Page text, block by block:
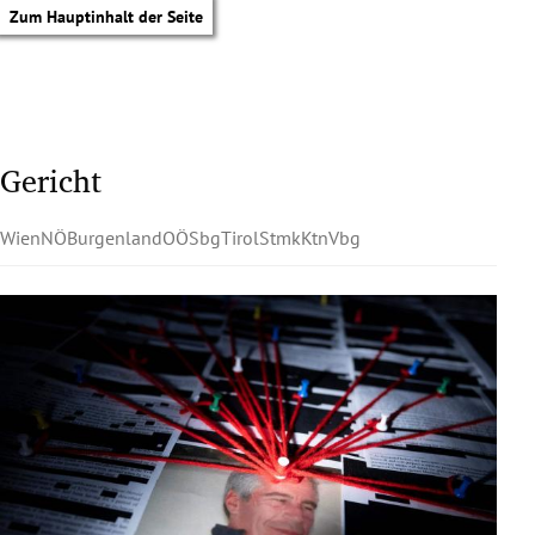
Zum Hauptinhalt der Seite
Untermenü
Gericht
WienNÖBurgenlandOÖSbgTirolStmkKtnVbg